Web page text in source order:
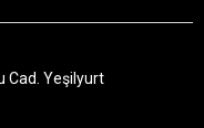
Cad. Yeşilyurt